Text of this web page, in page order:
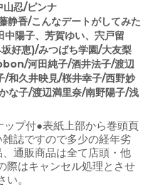
山忍/ピンナ
静香/こんなデートがしてみた
中陽子、芳賀ゆい、宍戸留
好恵)/みつばち学園/大友梨
河田純子/酒井法子/渡辺
/和久井映見/桜井幸子/西野妙
な子/渡辺満里奈/南野陽子/浅
プ付●表紙上部から巻頭頁
誌ですので多少の経年劣
通販商品は全て店頭・他
際はキャンセル処理とさせ
。